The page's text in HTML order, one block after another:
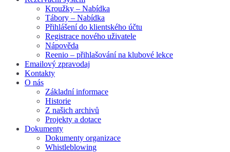
Kroužky – Nabídka
Tábory – Nabídka
Přihlášení do klientského účtu
Registrace nového uživatele
Nápověda
Reenio – přihlašování na klubové lekce
Emailový zpravodaj
Kontakty
O nás
Základní informace
Historie
Z našich archivů
Projekty a dotace
Dokumenty
Dokumenty organizace
Whistleblowing